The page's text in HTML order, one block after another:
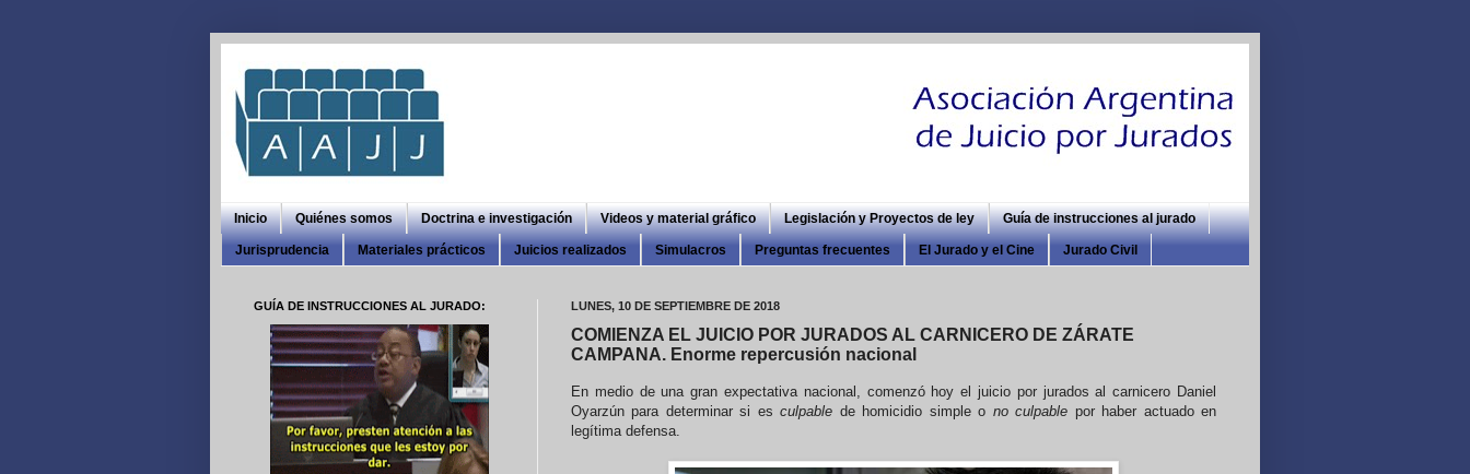
Inicio Quiénes somos Doctrina e investigación Videos y material gráfico Legislación y Proyectos de ley Guía de instrucciones al jurado
Jurisprudencia Materiales prácticos Juicios realizados Simulacros Preguntas frecuentes El Jurado y el Cine Jurado Civil
LUNES, 10 DE SEPTIEMBRE DE 2018
COMIENZA EL JUICIO POR JURADOS AL CARNICERO DE ZÁRATE
CAMPANA. Enorme repercusión nacional
En medio de una gran expectativa nacional, comenzó hoy el juicio por jurados al carnicero Daniel
Oyarzún para determinar si esculpable de homicidio simple o no culpable por haber actuado en
legítima defensa.
GUÍA DE INSTRUCCIONES AL JURADO: